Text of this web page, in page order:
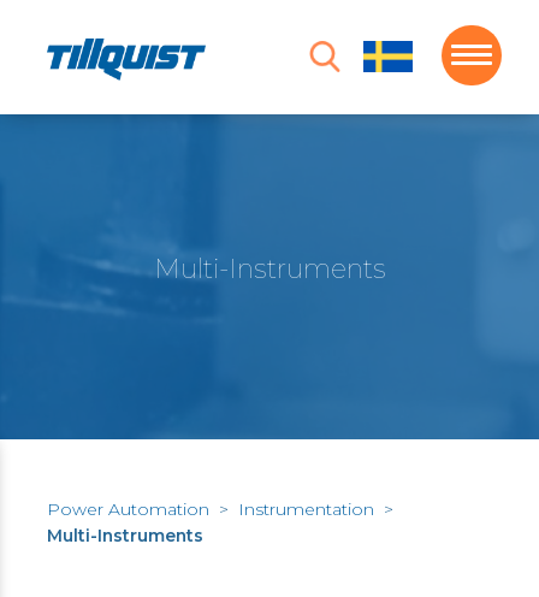
Multi-Instruments
Power Automation > Instrumentation >
Multi-Instruments